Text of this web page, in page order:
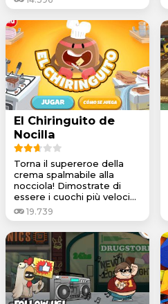
El Chiringuito de
Nocilla
Torna il supereroe della
crema spalmabile alla
nocciola! Dimostrate di
essere i cuochi più veloci...
19.739